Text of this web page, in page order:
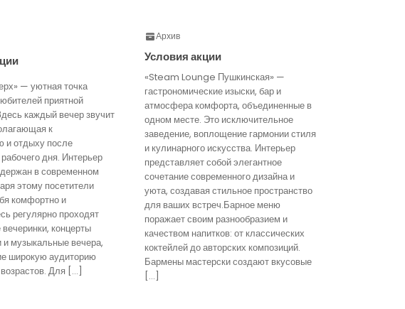
— уютная точка
приятной
каждый вечер звучит
к
и отдыху после
дня. Интерьер
в современном
этому посетители
комфортно и
регулярно проходят
концерты
музыкальные вечера,
широкую аудиторию
Для […]
Архив
Условия акции
«Steam Lounge Пушкинская» —
гастрономические изыски, бар и
атмосфера комфорта, объединенные в
одном месте. Это исключительное
заведение, воплощение гармонии стиля
и кулинарного искусства. Интерьер
представляет собой элегантное
сочетание современного дизайна и
уюта, создавая стильное пространство
для ваших встреч.Барное меню
поражает своим разнообразием и
качеством напитков: от классических
коктейлей до авторских композиций.
Бармены мастерски создают вкусовые
[…]